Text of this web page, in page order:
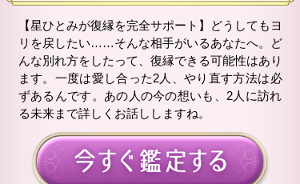
【星ひとみが復縁を完全サポート】どうしてもヨ
リを戻したい……そんな相手がいるあなたへ。ど
んな別れ方をしたって、復縁できる可能性はあり
ます。一度は愛し合った2人、やり直す方法は必
ずあるんです。あの人の今の想いも、2人に訪れ
る未来まで詳しくお話ししますね。